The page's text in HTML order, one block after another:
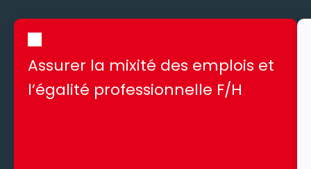
Assurer la mixité des emplois et
l’égalité professionnelle F/H